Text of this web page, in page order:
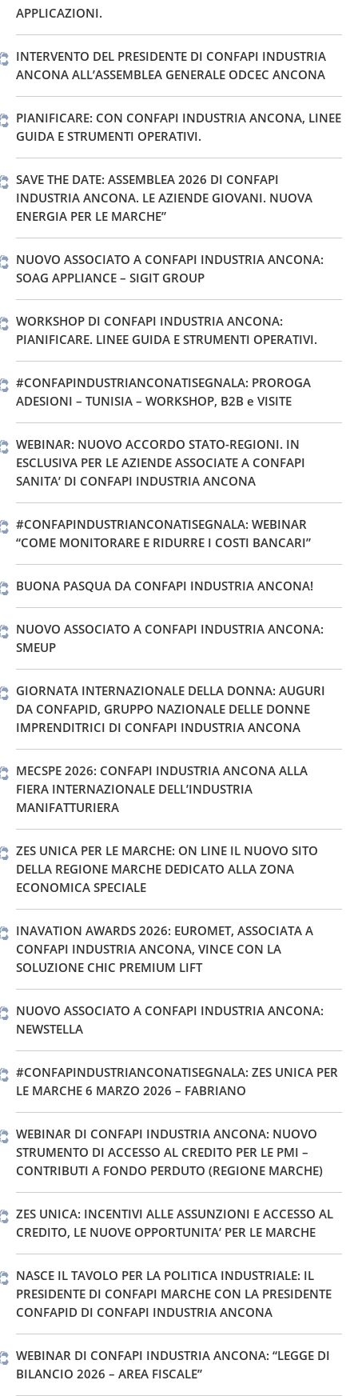
APPLICAZIONI.
INTERVENTO DEL PRESIDENTE DI CONFAPI INDUSTRIA
ANCONA ALL’ASSEMBLEA GENERALE ODCEC ANCONA
PIANIFICARE: CON CONFAPI INDUSTRIA ANCONA, LINEE
GUIDA E STRUMENTI OPERATIVI.
SAVE THE DATE: ASSEMBLEA 2026 DI CONFAPI
INDUSTRIA ANCONA. LE AZIENDE GIOVANI. NUOVA
ENERGIA PER LE MARCHE”
NUOVO ASSOCIATO A CONFAPI INDUSTRIA ANCONA:
SOAG APPLIANCE – SIGIT GROUP
WORKSHOP DI CONFAPI INDUSTRIA ANCONA:
PIANIFICARE. LINEE GUIDA E STRUMENTI OPERATIVI.
#CONFAPINDUSTRIANCONATISEGNALA: PROROGA
ADESIONI – TUNISIA – WORKSHOP, B2B e VISITE
WEBINAR: NUOVO ACCORDO STATO-REGIONI. IN
ESCLUSIVA PER LE AZIENDE ASSOCIATE A CONFAPI
SANITA’ DI CONFAPI INDUSTRIA ANCONA
#CONFAPINDUSTRIANCONATISEGNALA: WEBINAR
“COME MONITORARE E RIDURRE I COSTI BANCARI”
BUONA PASQUA DA CONFAPI INDUSTRIA ANCONA!
NUOVO ASSOCIATO A CONFAPI INDUSTRIA ANCONA:
SMEUP
GIORNATA INTERNAZIONALE DELLA DONNA: AUGURI
DA CONFAPID, GRUPPO NAZIONALE DELLE DONNE
IMPRENDITRICI DI CONFAPI INDUSTRIA ANCONA
MECSPE 2026: CONFAPI INDUSTRIA ANCONA ALLA
FIERA INTERNAZIONALE DELL’INDUSTRIA
MANIFATTURIERA
ZES UNICA PER LE MARCHE: ON LINE IL NUOVO SITO
DELLA REGIONE MARCHE DEDICATO ALLA ZONA
ECONOMICA SPECIALE
INAVATION AWARDS 2026: EUROMET, ASSOCIATA A
CONFAPI INDUSTRIA ANCONA, VINCE CON LA
SOLUZIONE CHIC PREMIUM LIFT
NUOVO ASSOCIATO A CONFAPI INDUSTRIA ANCONA:
NEWSTELLA
#CONFAPINDUSTRIANCONATISEGNALA: ZES UNICA PER
LE MARCHE 6 MARZO 2026 – FABRIANO
WEBINAR DI CONFAPI INDUSTRIA ANCONA: NUOVO
STRUMENTO DI ACCESSO AL CREDITO PER LE PMI –
CONTRIBUTI A FONDO PERDUTO (REGIONE MARCHE)
ZES UNICA: INCENTIVI ALLE ASSUNZIONI E ACCESSO AL
CREDITO, LE NUOVE OPPORTUNITA’ PER LE MARCHE
NASCE IL TAVOLO PER LA POLITICA INDUSTRIALE: IL
PRESIDENTE DI CONFAPI MARCHE CON LA PRESIDENTE
CONFAPID DI CONFAPI INDUSTRIA ANCONA
WEBINAR DI CONFAPI INDUSTRIA ANCONA: “LEGGE DI
BILANCIO 2026 – AREA FISCALE”